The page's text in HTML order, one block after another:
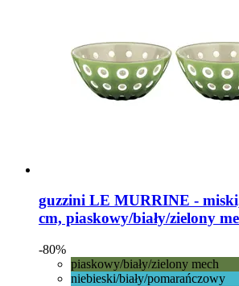
guzzini LE MURRINE -​
cm, piaskowy/biały/zielony
-80%
piaskowy/biały/zielony mech
niebieski/biały/pomarańczowy